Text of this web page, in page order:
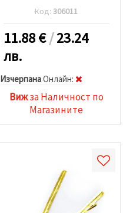
Код:306011
11.88€/23.24
лв.
ИзчерпанаOнлайн:
Вижза Наличност по
Магазините